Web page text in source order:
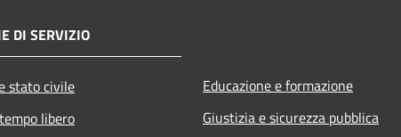
DI SERVIZIO
stato civile
libero
Educazione e formazione
Giustizia e sicurezza pubblica